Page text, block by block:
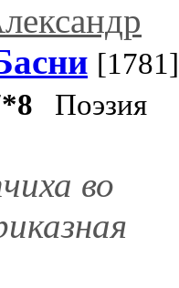
[1781]
Поэзия
во